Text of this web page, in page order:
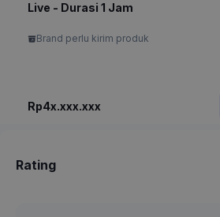
Live - Durasi 1 Jam
Brand perlu kirim produk
Rp4x.xxx.xxx
Rating